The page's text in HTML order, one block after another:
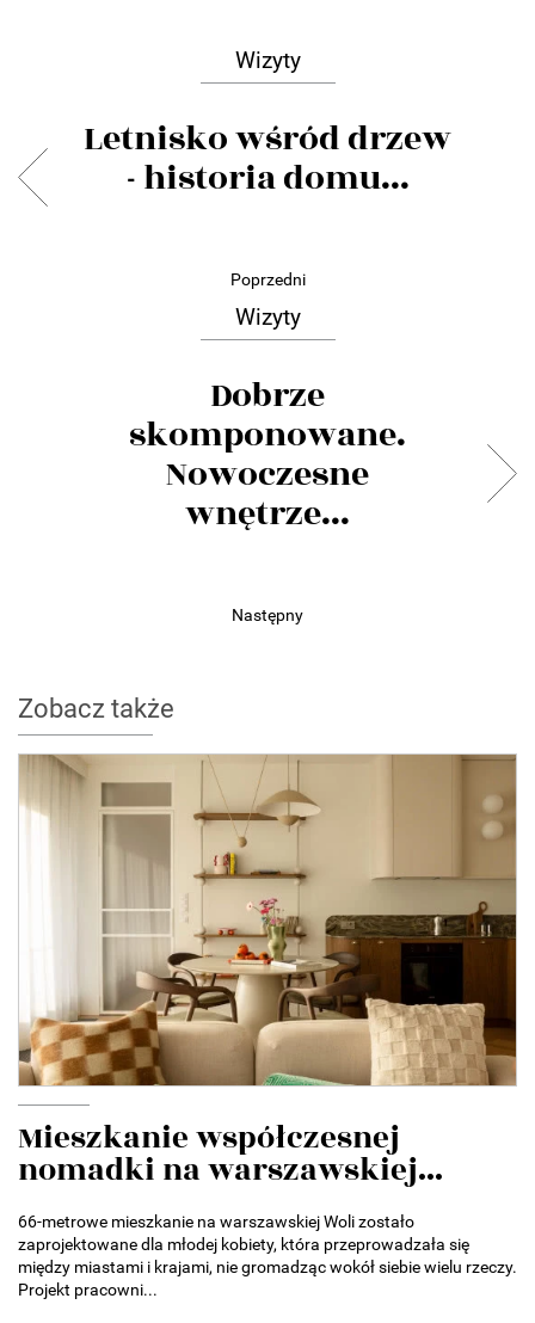
Wizyty
Letnisko wśród drzew
- historia domu...
Poprzedni
Wizyty
Dobrze
skomponowane.
Nowoczesne
wnętrze...
Następny
Zobacz także
Mieszkanie współczesnej
nomadki na warszawskiej...
66-metrowe mieszkanie na warszawskiej Woli zostało
zaprojektowane dla młodej kobiety, która przeprowadzała się
między miastami i krajami, nie gromadząc wokół siebie wielu rzeczy.
Projekt pracowni...